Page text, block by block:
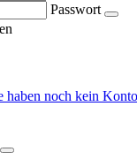
Passwort
haben noch kein